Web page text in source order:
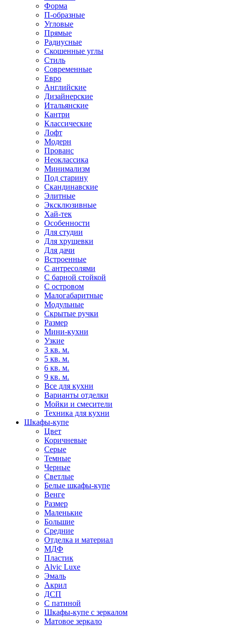
Форма
П-образные
Угловые
Прямые
Радиусные
Скошенные углы
Стиль
Современные
Евро
Английские
Дизайнерские
Итальянские
Кантри
Классические
Лофт
Модерн
Прованс
Неоклассика
Минимализм
Под старину
Скандинавские
Элитные
Эксклюзивные
Хай-тек
Особенности
Для студии
Для хрущевки
Для дачи
Встроенные
С антресолями
С барной стойкой
С островом
Малогабаритные
Модульные
Скрытые ручки
Размер
Мини-кухни
Узкие
3 кв. м.
5 кв. м.
6 кв. м.
9 кв. м.
Все для кухни
Варианты отделки
Мойки и смесители
Техника для кухни
Шкафы-купе
Цвет
Коричневые
Серые
Темные
Черные
Светлые
Белые шкафы-купе
Венге
Размер
Маленькие
Большие
Средние
Отделка и материал
МДФ
Пластик
Alvic Luxe
Эмаль
Акрил
ДСП
С патиной
Шкафы-купе с зеркалом
Матовое зеркало